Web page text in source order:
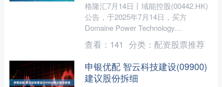
格隆汇7月14日丨域能控股(00442.HK)
公告，于2025年7月14日，买方
Domaine Power Technology
Limited（公司的间接全资....
查看： 141 分类： 配资股票推荐
申银优配 智云科技建设(09900)
建议股份拆细